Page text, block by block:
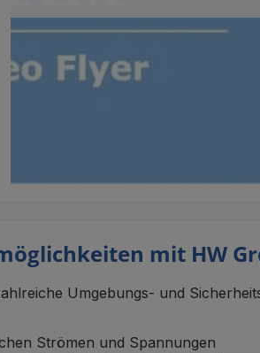
mit HW
Umgebungs- und
Strömen und Spannungen